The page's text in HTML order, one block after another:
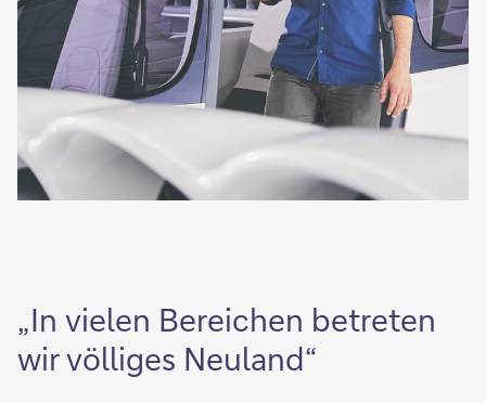
„In vielen Bereichen betreten
wir völliges Neuland“